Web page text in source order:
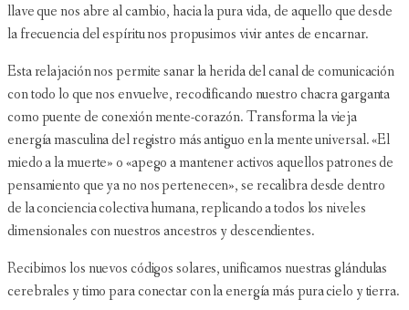
llave que nos abre al cambio, hacia la pura vida, de aquello que desde
la frecuencia del espíritu nos propusimos vivir antes de encarnar.
Esta relajación nos permite sanar la herida del canal de comunicación
con todo lo que nos envuelve, recodificando nuestro chacra garganta
como puente de conexión mente-corazón. Transforma la vieja
energía masculina del registro más antiguo en la mente universal. «El
miedo a la muerte» o «apego a mantener activos aquellos patrones de
pensamiento que ya no nos pertenecen», se recalibra desde dentro
de la conciencia colectiva humana, replicando a todos los niveles
dimensionales con nuestros ancestros y descendientes.
Recibimos los nuevos códigos solares, unificamos nuestras glándulas
cerebrales y timo para conectar con la energía más pura cielo y tierra.